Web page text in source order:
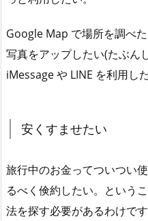
Google Map で場所を調べ
写真をアップしたい(たぶん
iMessage や LINE を利用した
安くすませたい
旅行中のお金ってついつい
るべく倹約したい。という
法を探す必要があるわけです